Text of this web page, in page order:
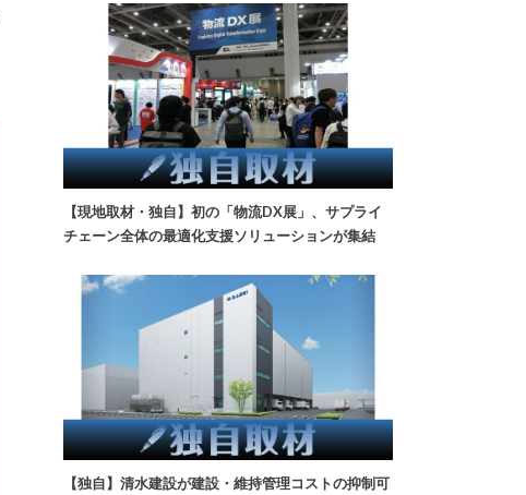
【現地取材・独自】初の「物流DX展」、サプライ
チェーン全体の最適化支援ソリューションが集結
【独自】清水建設が建設・維持管理コストの抑制可